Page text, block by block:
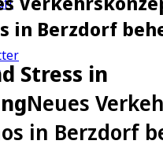
in Berzdorf
Stress in
Neues
in Berzdorf